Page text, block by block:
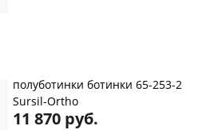
полуботинки ботинки 65-253-2
Sursil-Ortho
11 870 руб.